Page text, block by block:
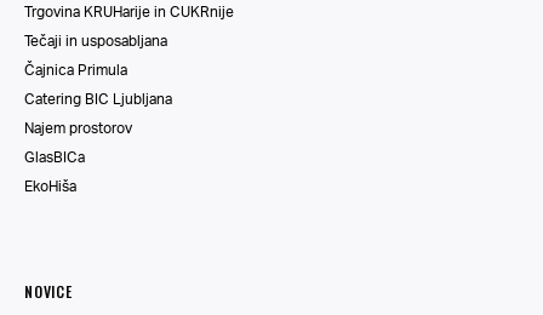
Trgovina KRUHarije in CUKRnije
Tečaji in usposabljana
Čajnica Primula
Catering BIC Ljubljana
Najem prostorov
GlasBICa
EkoHiša
NOVICE